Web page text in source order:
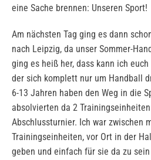
eine Sache brennen: Unseren Sport!
Am nächsten Tag ging es dann
nach Leipzig, da unser Sommer-
ging es heiß her, dass kann ich
der sich komplett nur um Handball
6-13 Jahren haben den Weg in die
absolvierten da 2
Abschlussturnier. Ich war zwischen
Trainingseinheiten, vor Ort in der
geben und einfach für sie da zu